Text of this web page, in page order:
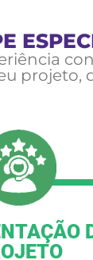
projeto,